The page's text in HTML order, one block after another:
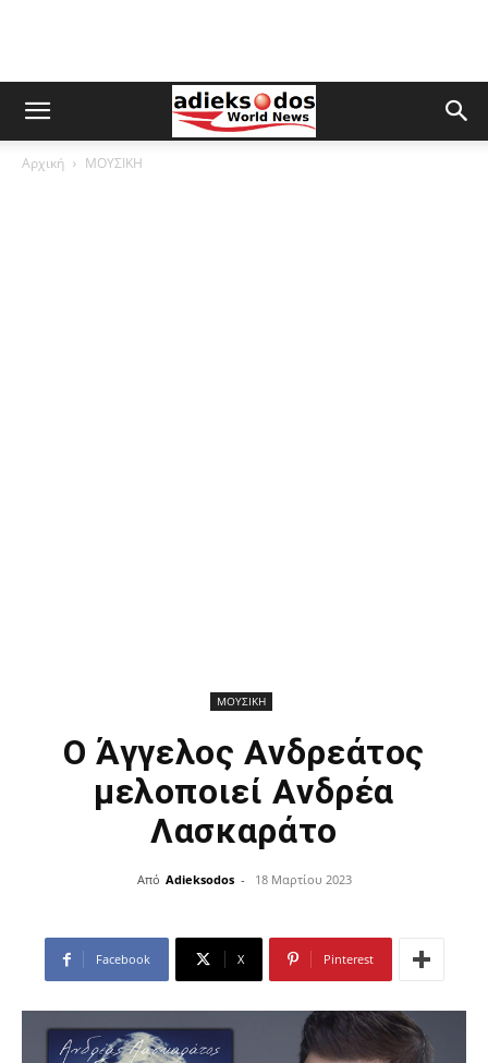
Αρχική ΜΟΥΣΙΚΗ
ΜΟΥΣΙΚΗ
Ο Άγγελος Ανδρεάτος
μελοποιεί Ανδρέα
Λασκαράτο
Από Adieksodos - 18 Μαρτίου 2023
Facebook X Pinterest